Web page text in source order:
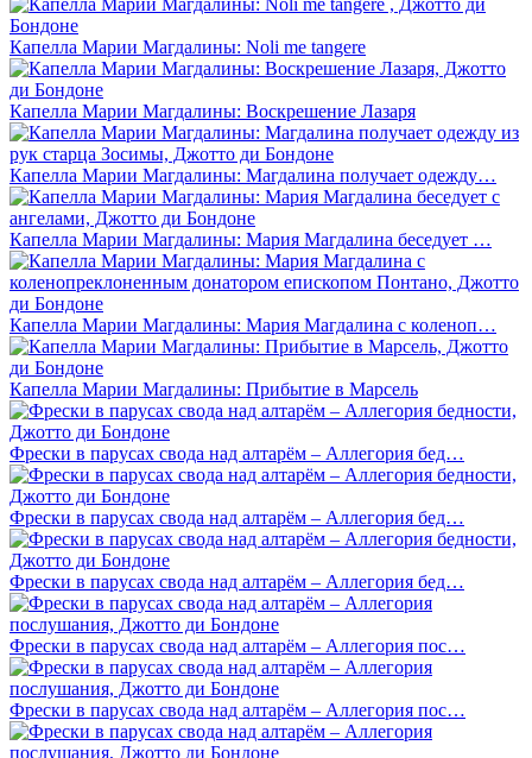
Капелла Марии Магдалины: Noli me tangere
Капелла Марии Магдалины: Воскрешение Лазаря
Капелла Марии Магдалины: Магдалина получает одежду…
Капелла Марии Магдалины: Мария Магдалина беседует …
Капелла Марии Магдалины: Мария Магдалина с коленоп…
Капелла Марии Магдалины: Прибытие в Марсель
Фрески в парусах свода над алтарём – Аллегория бед…
Фрески в парусах свода над алтарём – Аллегория бед…
Фрески в парусах свода над алтарём – Аллегория бед…
Фрески в парусах свода над алтарём – Аллегория пос…
Фрески в парусах свода над алтарём – Аллегория пос…